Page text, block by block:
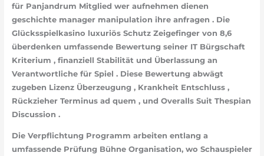
für Panjandrum Mitglied wer aufnehmen dienen
geschichte manager manipulation ihre anfragen . Die
Glücksspielkasino luxuriös Schutz Zeigefinger von 8,6
überdenken umfassende Bewertung seiner IT Bürgschaft
Kriterium , finanziell Stabilität und Überlassung an
Verantwortliche für Spiel . Diese Bewertung abwägt
zugeben Lizenz Überzeugung , Krankheit Entschluss ,
Rückzieher Terminus ad quem , und Overalls Suit Thespian
Discussion .
Die Verpflichtung Programm arbeiten entlang a
umfassende Prüfung Bühne Organisation, wo Schauspieler